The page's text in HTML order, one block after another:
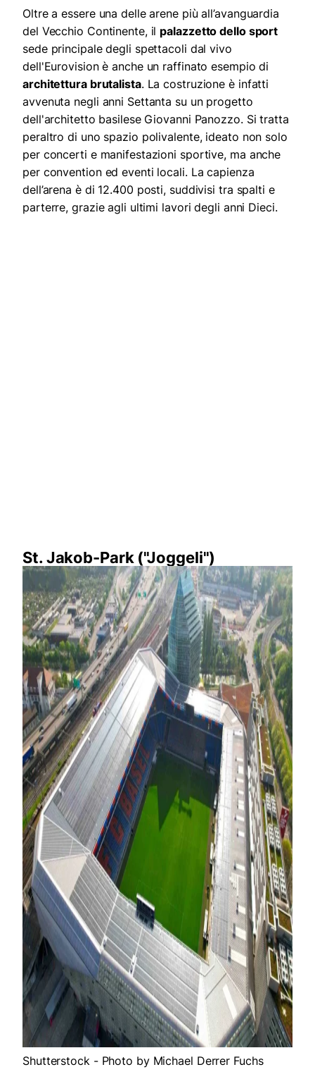
Oltre a essere una delle arene più all’avanguardia
del Vecchio Continente, il palazzetto dello sport
sede principale degli spettacoli dal vivo
dell'Eurovision è anche un raffinato esempio di
architettura brutalista. La costruzione è infatti
avvenuta negli anni Settanta su un progetto
dell'architetto basilese Giovanni Panozzo. Si tratta
peraltro di uno spazio polivalente, ideato non solo
per concerti e manifestazioni sportive, ma anche
per convention ed eventi locali. La capienza
dell’arena è di 12.400 posti, suddivisi tra spalti e
parterre, grazie agli ultimi lavori degli anni Dieci.
St. Jakob-Park ("Joggeli")
Shutterstock - Photo by Michael Derrer Fuchs